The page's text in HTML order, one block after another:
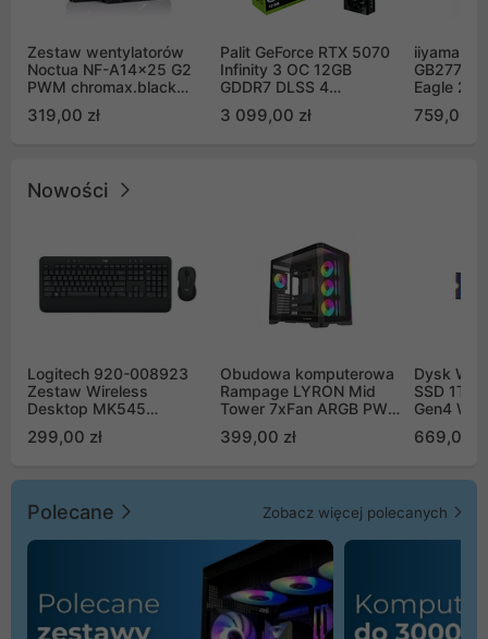
Zestaw wentylatorów
Noctua NF-A14x25 G2
PWM chromax.black
Push Pull (2szt)
319,00 zł
Palit GeForce RTX 5070
Infinity 3 OC 12GB
GDDR7 DLSS 4
GB2050S)
3 099,00 zł
iiyama G-
Eagle 27"
759,00 zł
Nowości
Logitech 920-008923
Zestaw Wireless
Desktop MK545
299,00 zł
Obudowa komputerowa
Rampage LYRON Mid
Tower 7xFan ARGB PWM
399,00 zł
Dysk WD
SSD 1TB
Gen4
669,00
Polecane Zobacz więcej polecanych